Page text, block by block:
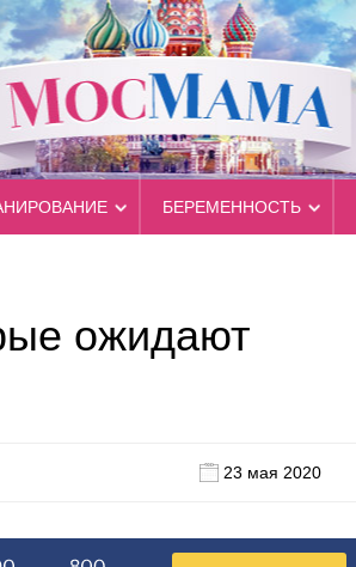
БЕРЕМЕННОСТЬ
ожидают
23 мая 2020